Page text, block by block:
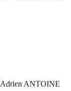
Adrien ANTOINE